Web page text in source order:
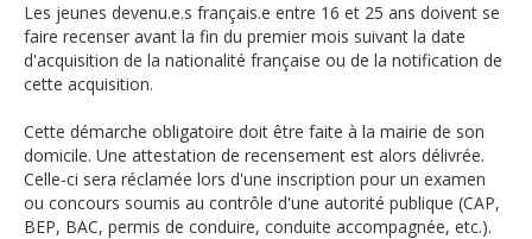
Les jeunes devenu.e.s français.e entre 16 et 25 ans doivent se
faire recenser avant la fin du premier mois suivant la date
d'acquisition de la nationalité française ou de la notification de
cette acquisition.
Cette démarche obligatoire doit être faite à la mairie de son
domicile. Une attestation de recensement est alors délivrée.
Celle-ci sera réclamée lors d'une inscription pour un examen
ou concours soumis au contrôle d'une autorité publique (CAP,
BEP, BAC, permis de conduire, conduite accompagnée, etc.).